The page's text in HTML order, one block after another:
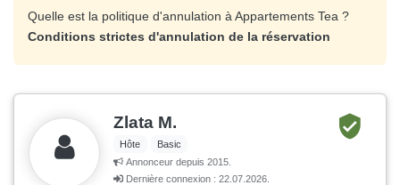
Quelle est la politique d'annulation à Appartements Tea ?
Conditions strictes d'annulation de la réservation
Zlata M.
Hôte
Basic
Annonceur depuis 2015.
Dernière connexion : 22.07.2026.